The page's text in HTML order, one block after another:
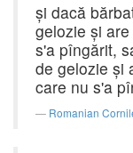
şi dacă
gelozie şi
s'a pîngărit,
de gelozie şi
care nu s'a
Romanian